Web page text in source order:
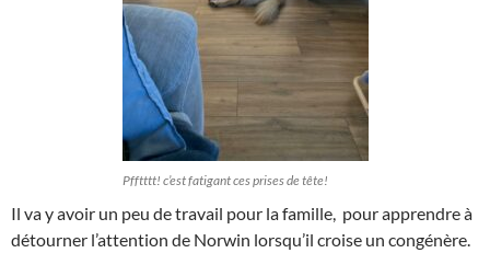
Pfftttt! c’est fatigant ces prises de tête!
Il va y avoir un peu de travail pour la famille, pour apprendre à
détourner l’attention de Norwin lorsqu’il croise un congénère.